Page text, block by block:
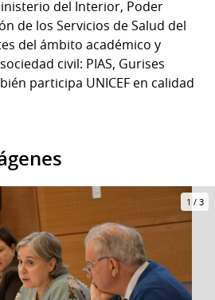
del Interior, Poder
de los Servicios de Salud del
del ámbito académico y
civil: PIAS, Gurises
participa UNICEF en calidad
1 / 3